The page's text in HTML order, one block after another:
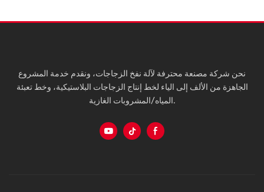
نحن شركة مصنعة محترفة لآلة نفخ الزجاجات، ونقدم خدمة المشروع
الجاهزة من الألف إلى الياء لخط إنتاج الزجاجات البلاستيكية، وخط تعبئة
المياه/المشروبات الغازية.